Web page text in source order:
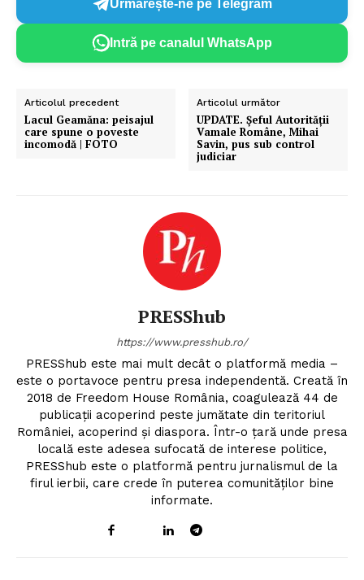
Urmărește-ne pe Telegram
Intră pe canalul WhatsApp
Articolul precedent
Lacul Geamăna: peisajul
care spune o poveste
incomodă | FOTO
Articolul următor
UPDATE. Șeful Autorității
Vamale Române, Mihai
Savin, pus sub control
judiciar
PRESShub
https://www.presshub.ro/
PRESShub este mai mult decât o platformă media –
este o portavoce pentru presa independentă. Creată în
2018 de Freedom House România, coagulează 44 de
publicații acoperind peste jumătate din teritoriul
României, acoperind și diaspora. Într-o țară unde presa
locală este adesea sufocată de interese politice,
PRESShub este o platformă pentru jurnalismul de la
firul ierbii, care crede în puterea comunităților bine
informate.